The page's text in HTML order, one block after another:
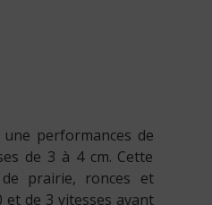
une performances de
de 3 à 4 cm. Cette
prairie, ronces et
et de 3 vitesses avant